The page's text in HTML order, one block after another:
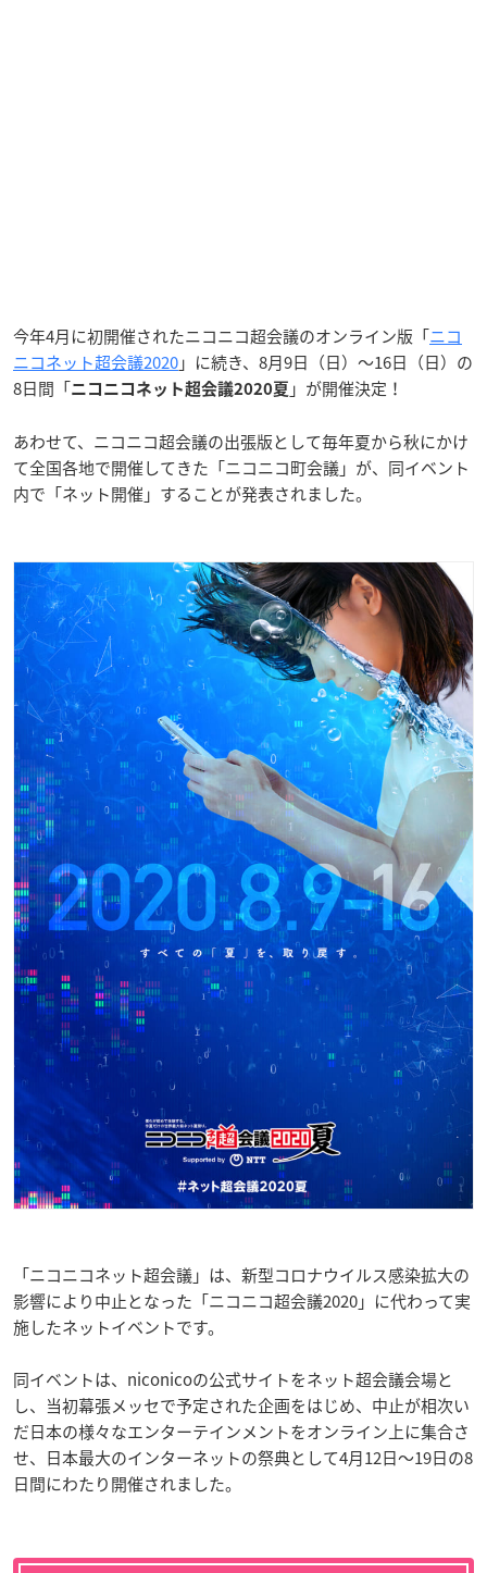
今年4月に初開催されたニコニコ超会議のオンライン版「ニコ
ニコネット超会議2020」に続き、8月9日（日）～16日（日）の
8日間「ニコニコネット超会議2020夏 」が開催決定！
あわせて、ニコニコ超会議の出張版として毎年夏から秋にかけ
て全国各地で開催してきた「ニコニコ町会議」が、同イベント
内で「ネット開催」することが発表されました。
「ニコニコネット超会議」は、新型コロナウイルス感染拡大の
影響により中止となった「ニコニコ超会議2020」に代わって実
施したネットイベントです。
同イベントは、niconicoの公式サイトをネット超会議会場と
し、当初幕張メッセで予定された企画をはじめ、中止が相次い
だ日本の様々なエンターテインメントをオンライン上に集合さ
せ、日本最大のインターネットの祭典として4月12日〜19日の8
日間にわたり開催されました。